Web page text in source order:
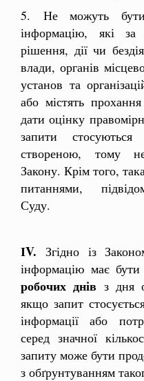
5. Не можуть бути
інформацію, які
рішення, дії чи
влади, органів
установ та
або містять прохання
дати оцінку
запити
створеною, тому
Закону. Крім того,
питаннями,
Суду.
ІV. Згідно із
інформацію має бути
робочих днів з дня
якщо запит
інформації або
серед значної
запиту може бути
з обґрунтуванням